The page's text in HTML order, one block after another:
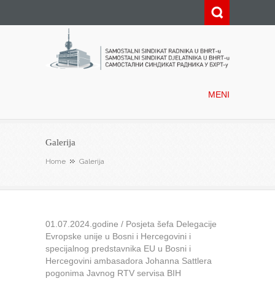
MENI
Galerija
Home Galerija
01.07.2024.godine / Posjeta šefa Delegacije
Evropske unije u Bosni i Hercegovini i
specijalnog predstavnika EU u Bosni i
Hercegovini ambasadora Johanna Sattlera
pogonima Javnog RTV servisa BIH